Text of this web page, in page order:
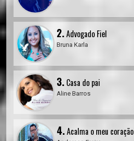
2.Advogado Fiel
Bruna Karla
3. Casa do pai
Aline Barros
4.Acalma o meu coração